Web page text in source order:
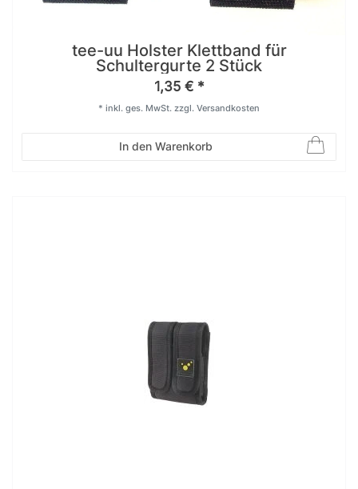
tee-uu Holster Klettband für
Schultergurte 2 Stück
1,35 € *
In den Warenkorb
* inkl. ges. MwSt. zzgl. Versandkosten